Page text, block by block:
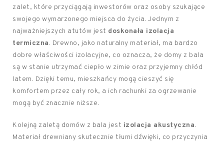
zalet, które przyciągają inwestorów oraz osoby szukające
swojego wymarzonego miejsca do życia. Jednym z
najważniejszych atutów jest doskonała izolacja
termiczna. Drewno, jako naturalny materiał, ma bardzo
dobre właściwości izolacyjne, co oznacza, że domy z bala
są w stanie utrzymać ciepło w zimie oraz przyjemny chłód
latem. Dzięki temu, mieszkańcy mogą cieszyć się
komfortem przez cały rok, a ich rachunki za ogrzewanie
mogą być znacznie niższe.
Kolejną zaletą domów z bala jest izolacja akustyczna.
Materiał drewniany skutecznie tłumi dźwięki, co przyczynia